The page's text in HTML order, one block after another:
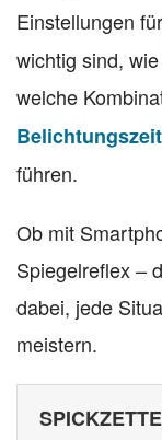
Einstellungen für
wichtig sind,
welche
Belichtungszeit
führen.
Ob mit
Spiegelreflex –
dabei, jede
meistern.